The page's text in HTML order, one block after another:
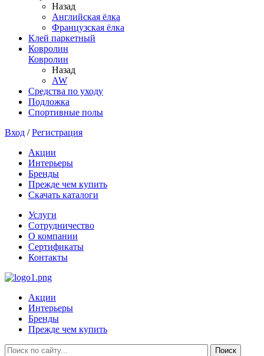
Назад
Английская ёлка
Французская ёлка
Клей паркетный
Ковролин
Ковролин
Назад
AW
Средства по уходу
Подложка
Спортивные полы
Вход /Регистрация
Акции
Интерьеры
Бренды
Прежде чем купить
Скачать каталоги
Услуги
Сотрудничество
О компании
Сертификаты
Контакты
Акции
Интерьеры
Бренды
Прежде чем купить